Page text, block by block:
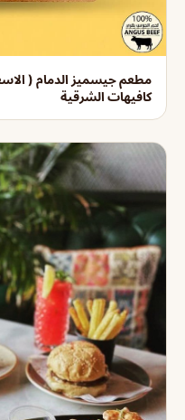
مطعم جيسميز الدمام (
كافيهات الشرقية